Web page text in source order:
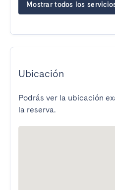
Mostrar todos los
Ubicación
Podrás ver la ubicación
la reserva.